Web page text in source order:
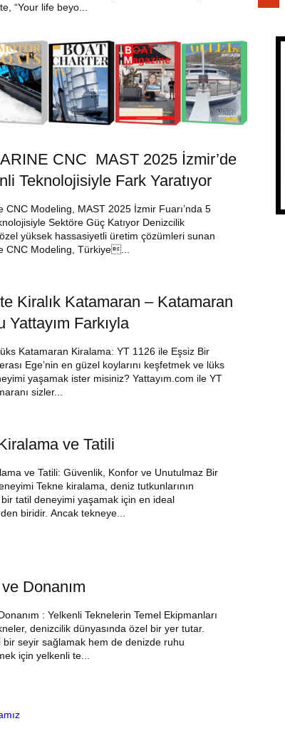
“Your life beyo...
CNC MAST 2025 İzmir’de
Teknolojisiyle Fark Yaratıyor
CNC Modeling, MAST 2025 İzmir Fuarı’nda 5
Sektöre Güç Katıyor Denizcilik
yüksek hassasiyetli üretim çözümleri sunan
CNC Modeling, Türkiye...
Kiralık Katamaran – Katamaran
Yattayım Farkıyla
Katamaran Kiralama: YT 1126 ile Eşsiz Bir
Ege’nin en güzel koylarını keşfetmek ve lüks
yaşamak ister misiniz? Yattayım.com ile YT
sizler...
ve Tatili
ve Tatili: Güvenlik, Konfor ve Unutulmaz Bir
Tekne kiralama, deniz tutkunlarının
tatil deneyimi yaşamak için en ideal
biridir. Ancak tekneye...
Donanım
: Yelkenli Teknelerin Temel Ekipmanları
denizcilik dünyasında özel bir yer tutar.
bir seyir sağlamak hem de denizde ruhu
için yelkenli te...